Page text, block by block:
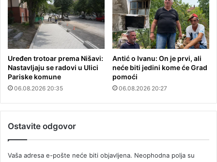
Uređen trotoar prema Nišavi:
Nastavljaju se radovi u Ulici
Pariske komune
06.08.2026 20:35
Antić o Ivanu: On je prvi, ali
neće biti jedini kome će Grad
pomoći
06.08.2026 20:27
Ostavite odgovor
Vaša adresa e-pošte neće biti objavljena. Neophodna polja su